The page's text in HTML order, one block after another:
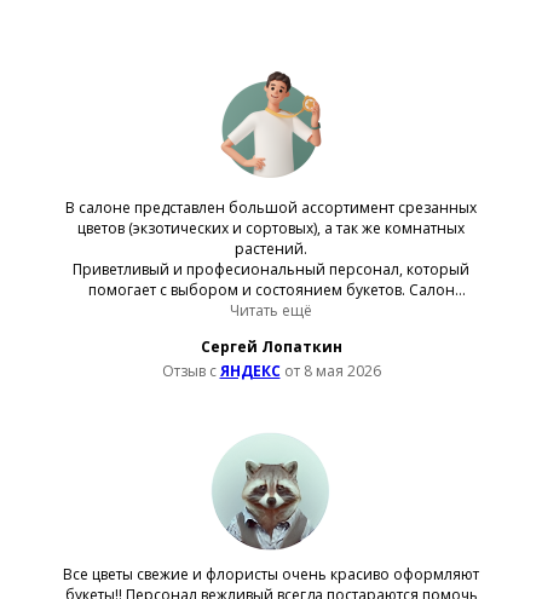
В салоне представлен большой ассортимент срезанных
цветов (экзотических и сортовых), а так же комнатных
растений.
Приветливый и професиональный персонал, который
помогает с выбором и состоянием букетов. Салон
красивый, уютный и чистый.
Читать ещё
Сергей Лопаткин
Отзыв сЯНДЕКС от 8 мая 2026
Все цветы свежие и флористы очень красиво оформляют
букеты!! Персонал вежливый,всегда постараются помочь